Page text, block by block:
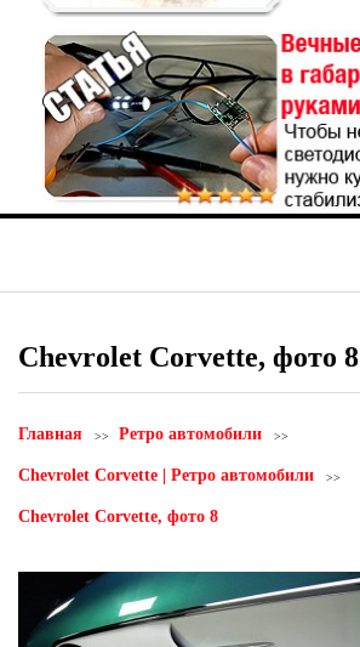
Chevrolet Corvette, фото 8
Главная Ретро автомобили
Chevrolet Corvette | Ретро автомобили
Chevrolet Corvette, фото 8